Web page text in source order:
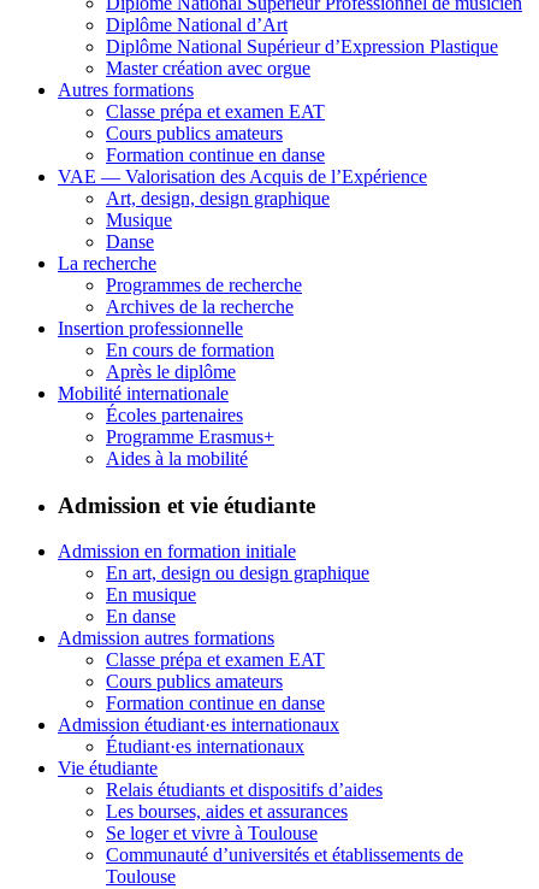
Diplôme National d’Art
Diplôme National Supérieur d’Expression Plastique
Master création avec orgue
Autres formations
Classe prépa et examen EAT
Cours publics amateurs
Formation continue en danse
VAE — Valorisation des Acquis de l’Expérience
Art, design, design graphique
Musique
Danse
La recherche
Programmes de recherche
Archives de la recherche
Insertion professionnelle
En cours de formation
Après le diplôme
Mobilité internationale
Écoles partenaires
Programme Erasmus+
Aides à la mobilité
Admission et vie étudiante
Admission en formation initiale
En art, design ou design graphique
En musique
En danse
Admission autres formations
Classe prépa et examen EAT
Cours publics amateurs
Formation continue en danse
Admission étudiant·es internationaux
Étudiant·es internationaux
Vie étudiante
Relais étudiants et dispositifs d’aides
Les bourses, aides et assurances
Se loger et vivre à Toulouse
Communauté d’universités et établissements de
Toulouse